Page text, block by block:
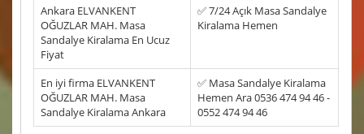
Ankara ELVANKENT
OĞUZLAR MAH. Masa
Sandalye Kiralama En Ucuz
Fiyat
✅ 7/24 Açık Masa Sandalye
Kiralama Hemen
En iyi firma ELVANKENT
OĞUZLAR MAH. Masa
Sandalye Kiralama Ankara
✅ Masa Sandalye Kiralama
Hemen Ara 0536 474 94 46 -
0552 474 94 46